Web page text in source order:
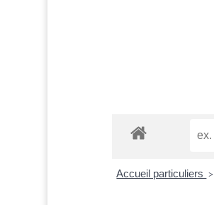
Accueil particuliers >